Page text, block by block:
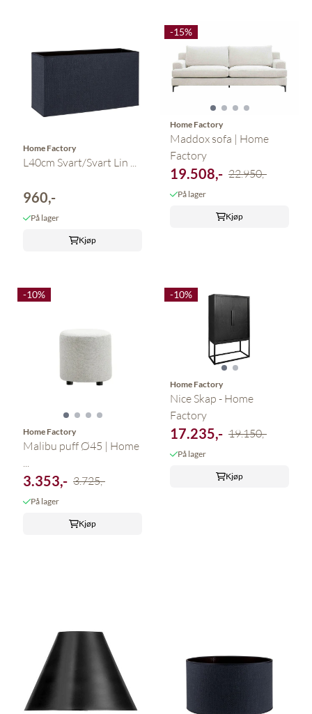
Home Factory
L40cm Svart/Svart Lin ...
960,-
På lager
Kjøp
-15%
Home Factory
Maddox sofa | Home
Factory
19.508,- 22.950,-
På lager
Kjøp
-10%
Home Factory
Malibu puff Ø45 | Home
3.353,- 3.725,-
På lager
Kjøp
-10%
Home Factory
Nice Skap - Home
Factory
17.235,- 19.150,-
På lager
Kjøp